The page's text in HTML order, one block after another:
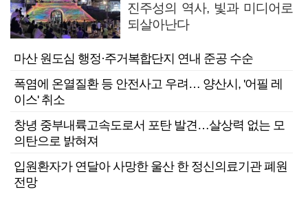
진주성의 역사, 빛과 미디어로
되살아난다
마산 원도심 행정·주거복합단지 연내 준공 수순
폭염에 온열질환 등 안전사고 우려… 양산시, '어필 레
이스' 취소
창녕 중부내륙고속도로서 포탄 발견…살상력 없는 모
의탄으로 밝혀져
입원환자가 연달아 사망한 울산 한 정신의료기관 폐원
전망